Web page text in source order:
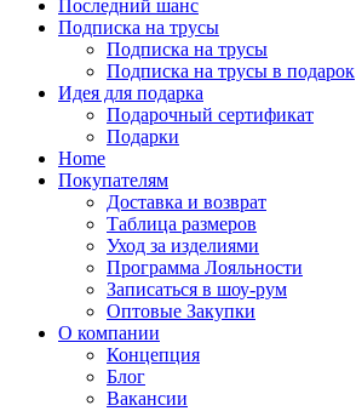
Последний шанс
Подписка на трусы
Подписка на трусы
Подписка на трусы в подарок
Идея для подарка
Подарочный сертификат
Подарки
Home
Покупателям
Доставка и возврат
Таблица размеров
Уход за изделиями
Программа Лояльности
Записаться в шоу-рум
Оптовые Закупки
О компании
Концепция
Блог
Вакансии